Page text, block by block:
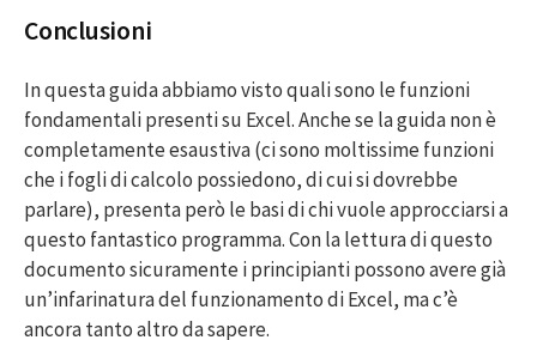
Conclusioni
In questa guida abbiamo visto quali sono le funzioni
fondamentali presenti su Excel. Anche se la guida non è
completamente esaustiva (ci sono moltissime funzioni
che i fogli di calcolo possiedono, di cui si dovrebbe
parlare), presenta però le basi di chi vuole approcciarsi a
questo fantastico programma. Con la lettura di questo
documento sicuramente i principianti possono avere già
un’infarinatura del funzionamento di Excel, ma c’è
ancora tanto altro da sapere.